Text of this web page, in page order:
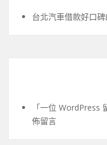
台北汽車借款好口
「一位 WordPress
佈留言